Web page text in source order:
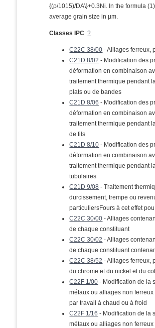
{(ρ/1015)/DA\}+0.3Ni. In the formula
average grain size in µm.
Classes IPC ?
C22C 38/00 - Alliages ferreux,
C21D 8/02 - Modification des
déformation en combinaison
traitement thermique pendant
plats ou de bandes
C21D 8/06 - Modification des
déformation en combinaison
traitement thermique pendant
de fils
C21D 8/10 - Modification des
déformation en combinaison
traitement thermique pendant
tubulaires
C21D 9/08 - Traitement
durcissement, trempe ou
particuliersFours à cet effet
C22C 30/00 - Alliages
de chaque constituant
C22C 30/02 - Alliages
de chaque constituant
C22C 38/52 - Alliages ferreux,
du chrome et du nickel et du
C22F 1/00 - Modification de la
métaux ou alliages non
par travail à chaud ou à froid
C22F 1/16 - Modification de la
métaux ou alliages non